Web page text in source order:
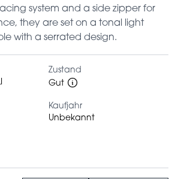
system and a side zipper for
they are set on a tonal light
with a serrated design.
Zustand
Gut
Kaufjahr
Unbekannt